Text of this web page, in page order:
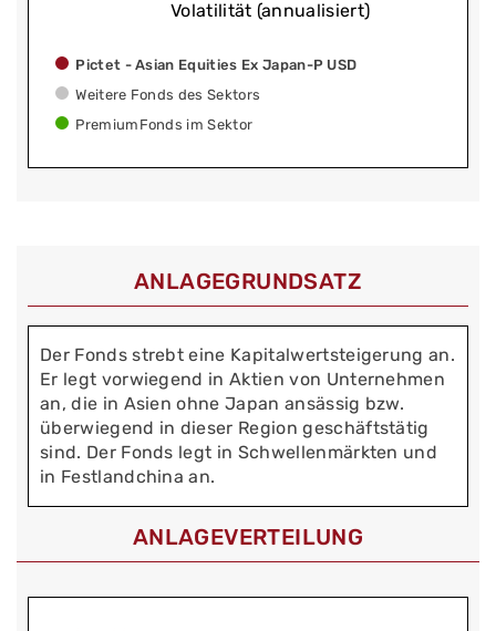
Volatilität (annualisiert)
Pictet - Asian Equities Ex Japan-P USD
Weitere Fonds des Sektors
PremiumFonds im Sektor
ANLAGEGRUNDSATZ
Der Fonds strebt eine Kapitalwertsteigerung an.
Er legt vorwiegend in Aktien von Unternehmen
an, die in Asien ohne Japan ansässig bzw.
überwiegend in dieser Region geschäftstätig
sind. Der Fonds legt in Schwellenmärkten und
in Festlandchina an.
ANLAGEVERTEILUNG